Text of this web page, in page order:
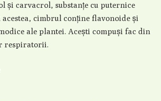
și carvacrol, substanțe cu puternice
cimbrul conține flavonoide și
ale plantei. Acești compuși fac din
respiratorii.